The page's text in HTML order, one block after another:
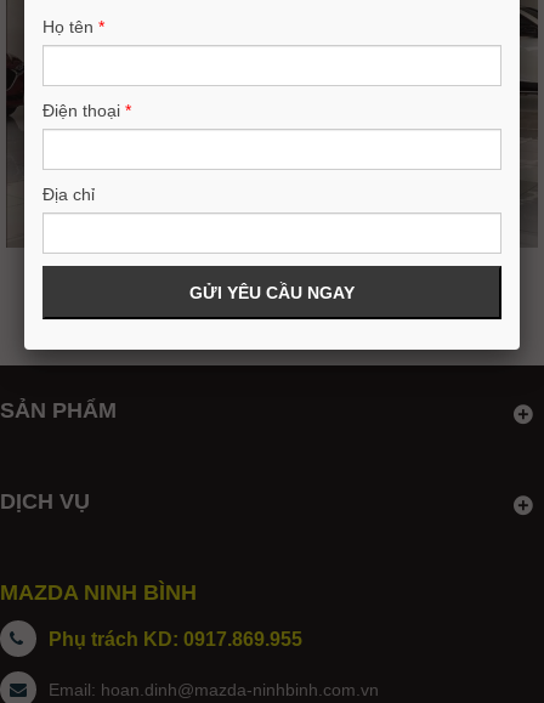
NEW MAZDA 2 SPORT 1.5 PREMIUM
544,000,000VND572,000,000
SẢN PHẨM
DỊCH VỤ
MAZDA NINH BÌNH
Phụ trách KD: 0917.869.955
Email: hoan.dinh@mazda-ninhbinh.com.vn
Họ tên *
Điện thoại *
Địa chỉ